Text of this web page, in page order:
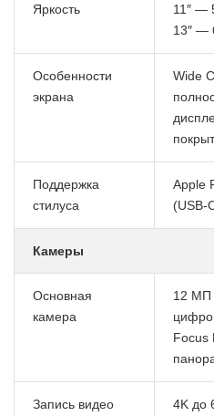
Яркость
11″ —
13″ —
Особенности
экрана
Wide
Поддержка
стилуса
Apple
(USB-
Камеры
Основная
камера
12 МП
Focus
Запись видео
4K до